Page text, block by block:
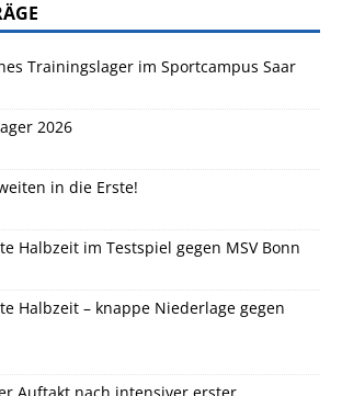
Trainingslager im Sportcampus Saar
2026
in die Erste!
Halbzeit im Testspiel gegen MSV Bonn
Halbzeit – knappe Niederlage gegen